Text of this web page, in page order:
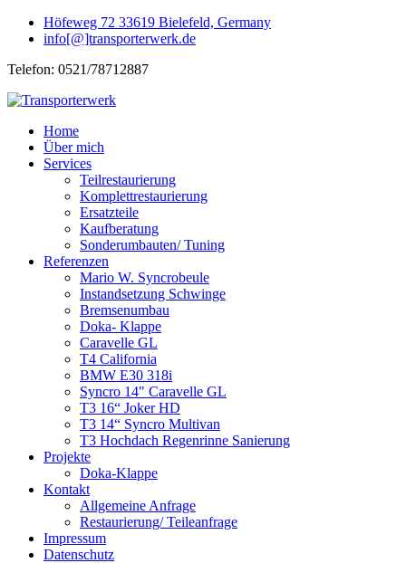
Höfeweg 72 33619 Bielefeld, Germany
info[@]transporterwerk.de
Telefon: 0521/78712887
Home
Über mich
Services
Teilrestaurierung
Komplettrestaurierung
Ersatzteile
Kaufberatung
Sonderumbauten/ Tuning
Referenzen
Mario W. Syncrobeule
Instandsetzung Schwinge
Bremsenumbau
Doka- Klappe
Caravelle GL
T4 California
BMW E30 318i
Syncro 14" Caravelle GL
T3 16“ Joker HD
T3 14“ Syncro Multivan
T3 Hochdach Regenrinne Sanierung
Projekte
Doka-Klappe
Kontakt
Allgemeine Anfrage
Restaurierung/ Teileanfrage
Impressum
Datenschutz